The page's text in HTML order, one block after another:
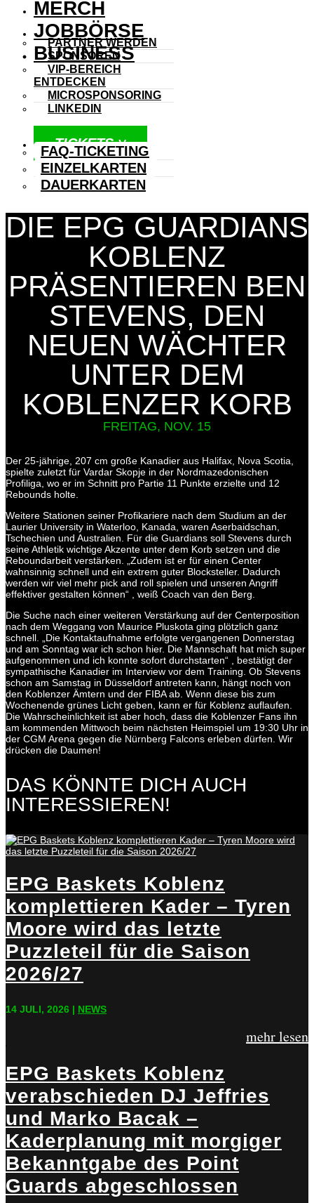
MERCH
JOBBÖRSE
BUSINESS
PARTNER WERDEN
SPONSOREN
VIP-BEREICH
ENTDECKEN
MICROSPONSORING
LINKEDIN
TICKETS ˅
FAQ-TICKETING
EINZELKARTEN
DAUERKARTEN
DIE EPG GUARDIANS
KOBLENZ
PRÄSENTIEREN BEN
STEVENS, DEN
NEUEN WÄCHTER
UNTER DEM
KOBLENZER KORB
FREITAG, NOV. 15
Der 25-jährige, 207 cm große Kanadier aus Halifax, Nova Scotia,
spielte zuletzt für Vardar Skopje in der Nordmazedonischen
Profiliga, wo er im Schnitt pro Partie 11 Punkte erzielte und 12
Rebounds holte.
Weitere Stationen seiner Profikariere nach dem Studium an der
Laurier University in Waterloo, Kanada, waren Aserbaidschan,
Tschechien und Australien. Für die Guardians soll Stevens durch
seine Athletik wichtige Akzente unter dem Korb setzen und die
Reboundarbeit verstärken. „Zudem ist er für einen Center
wahnsinnig schnell und ein extrem guter Blocksteller. Dadurch
werden wir viel mehr pick and roll spielen und unseren Angriff
effektiver gestalten können“ , weiß Coach van den Berg.
Die Suche nach einer weiteren Verstärkung auf der Centerposition
nach dem Weggang von Maurice Pluskota ging plötzlich ganz
schnell. „Die Kontaktaufnahme erfolgte vergangenen Donnerstag
und am Sonntag war ich schon hier. Die Mannschaft hat mich super
aufgenommen und ich konnte sofort durchstarten“ , bestätigt der
sympathische Kanadier im Interview vor dem Training. Ob Stevens
schon am Samstag in Düsseldorf antreten kann, hängt noch von
den Koblenzer Ämtern und der FIBA ab. Wenn diese bis zum
Wochenende grünes Licht geben, kann er für Koblenz auflaufen.
Die Wahrscheinlichkeit ist aber hoch, dass die Koblenzer Fans ihn
am kommenden Mittwoch beim nächsten Heimspiel um 19:30 Uhr in
der CGM Arena gegen die Nürnberg Falcons erleben dürfen. Wir
drücken die Daumen!
DAS KÖNNTE DICH AUCH
INTERESSIEREN!
EPG Baskets Koblenz
komplettieren Kader – Tyren
Moore wird das letzte
Puzzleteil für die Saison
2026/27
14 JULI, 2026 | NEWS
mehr lesen
EPG Baskets Koblenz
verabschieden DJ Jeffries
und Marko Bacak –
Kaderplanung mit morgiger
Bekanntgabe des Point
Guards abgeschlossen